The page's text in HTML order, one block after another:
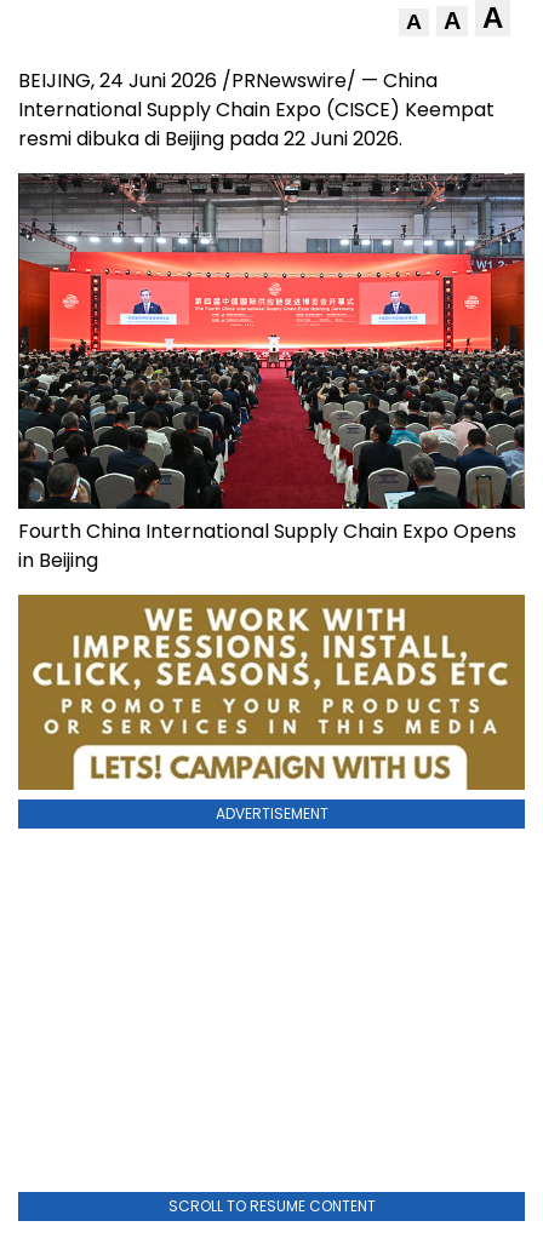
A A A
BEIJING, 24 Juni 2026 /PRNewswire/ — China
International Supply Chain Expo (CISCE) Keempat
resmi dibuka di Beijing pada 22 Juni 2026.
Fourth China International Supply Chain Expo Opens
in Beijing
ADVERTISEMENT
SCROLL TO RESUME CONTENT